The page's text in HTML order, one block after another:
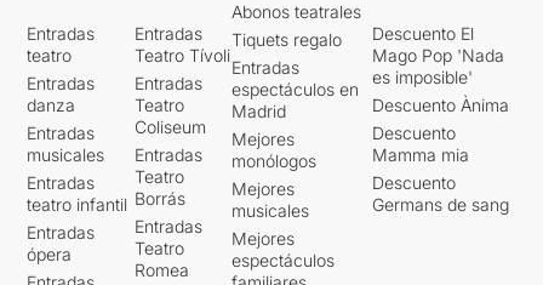
Entradas
teatro
Entradas
danza
Entradas
musicales
Entradas
teatro infantil
Entradas
ópera
Entradas
Teatro Tívoli
Entradas
Teatro
Coliseum
Entradas
Teatro
Borrás
Entradas
Teatro
Romea
Abonos teatrales
Tiquets regalo
Entradas
espectáculos en
Madrid
Mejores
monólogos
Mejores
musicales
Mejores
espectáculos
Descuento El
Mago Pop 'Nada
es imposible'
Descuento Ànima
Descuento
Mamma mia
Descuento
Germans de sang